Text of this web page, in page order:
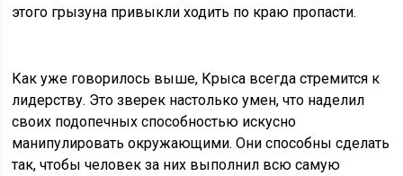
этого грызуна привыкли ходить по краю пропасти.
Как уже говорилось выше, Крыса всегда стремится к
лидерству. Это зверек настолько умен, что наделил
своих подопечных способностью искусно
манипулировать окружающими. Они способны сделать
так, чтобы человек за них выполнил всю самую